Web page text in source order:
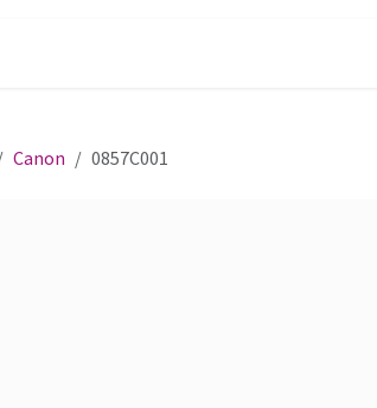
Canon 0857C001